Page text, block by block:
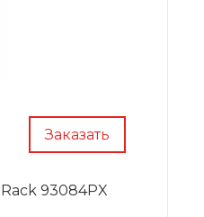
Заказать
93084PX